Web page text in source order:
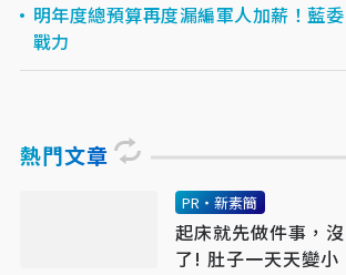
明年度總預算再度漏編軍人加薪！藍
戰力
熱門文章
PR・新素簡
起床就先做件事，
了! 肚子一天天變小